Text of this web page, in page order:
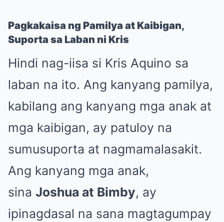
Pagkakaisa ng Pamilya at Kaibigan,
Suporta sa Laban ni Kris
Hindi nag-iisa si Kris Aquino sa
laban na ito. Ang kanyang pamilya,
kabilang ang kanyang mga anak at
mga kaibigan, ay patuloy na
sumusuporta at nagmamalasakit.
Ang kanyang mga anak,
sina Joshua at Bimby, ay
ipinagdasal na sana magtagumpay